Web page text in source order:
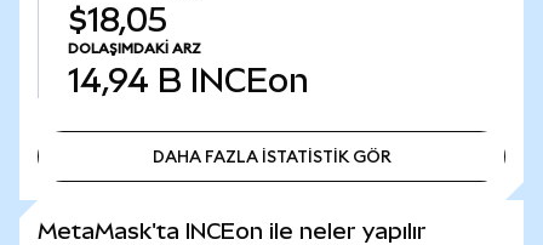
$18,05
DOLAŞIMDAKI ARZ
14,94 B INCEon
DAHA FAZLA İSTATİSTİK GÖR
MetaMask'ta INCEon ile neler yapılır